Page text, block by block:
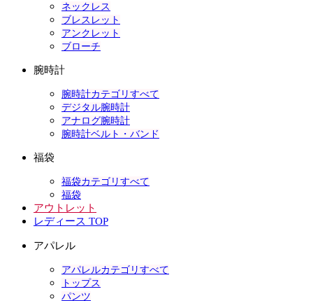
ネックレス
ブレスレット
アンクレット
ブローチ
腕時計
腕時計カテゴリすべて
デジタル腕時計
アナログ腕時計
腕時計ベルト・バンド
福袋
福袋カテゴリすべて
福袋
アウトレット
レディース TOP
アパレル
アパレルカテゴリすべて
トップス
パンツ